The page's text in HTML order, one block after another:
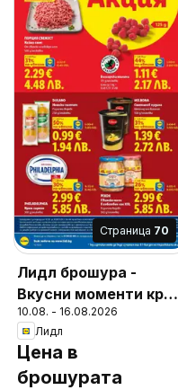
Cтраница 70
Лидл брошура -
Вкусни моменти край
грила
10.08. - 16.08.2026
Лидл
Цена в
брошурата